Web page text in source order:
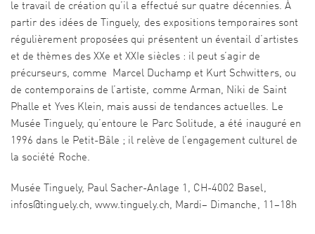
le travail de création qu’il a effectué sur quatre décennies. À
partir des idées de Tinguely, des expositions temporaires sont
régulièrement proposées qui présentent un éventail d’artistes
et de thèmes des XXe et XXIe siècles : il peut s’agir de
précurseurs, comme Marcel Duchamp et Kurt Schwitters, ou
de contemporains de l’artiste, comme Arman, Niki de Saint
Phalle et Yves Klein, mais aussi de tendances actuelles. Le
Musée Tinguely, qu’entoure le Parc Solitude, a été inauguré en
1996 dans le Petit-Bâle ; il relève de l’engagement culturel de
la société Roche.
Musée Tinguely, Paul Sacher-Anlage 1, CH-4002 Basel,
infos@tinguely.ch, www.tinguely.ch, Mardi– Dimanche, 11–18h